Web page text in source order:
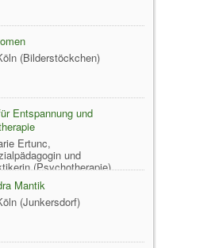
(Bilderstöckchen)
Entspannung und
Ertunc,
und
(Psychotherapie)
Mantik
(Junkersdorf)